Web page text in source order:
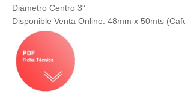
Diámetro Centro 3″
Disponible Venta Online: 48mm x 50mts